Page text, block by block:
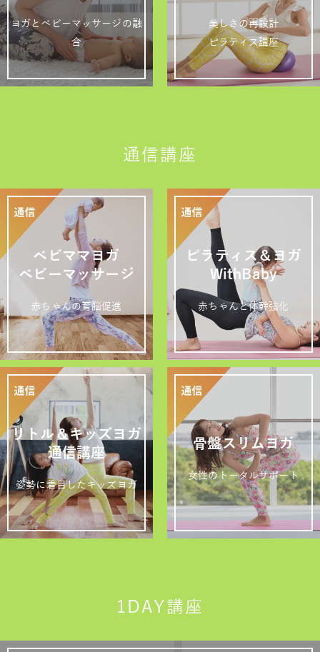
ヨガとベビーマッサージの融
合
美しさの再設計
ピラティス講座
通信講座
ベビママヨガ
ベビーマッサージ
赤ちゃんの育脳促進
ピラティス＆ヨガ
WithBaby
赤ちゃんと体幹強化
リトル＆キッズヨガ
通信講座
姿勢に着目したキッズヨガ
骨盤スリムヨガ
女性のトータルサポート
1DAY講座